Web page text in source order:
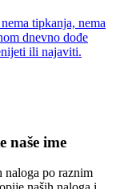
tipkanja, nema
dnevno dođe
ili najaviti.
naše ime
naloga po raznim